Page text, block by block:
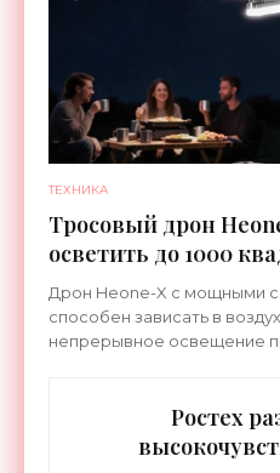
ТЕХНИКА
Тросовый дрон
осветить до 1000
земли -
Дрон Heone-X с мощными
способен зависать в
непрерывное освещение
Ростех